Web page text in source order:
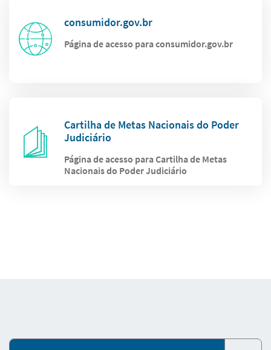
consumidor.gov.br
Página de acesso para consumidor.gov.br
Cartilha de Metas Nacionais do Poder
Judiciário
Página de acesso para Cartilha de Metas
Nacionais do Poder Judiciário